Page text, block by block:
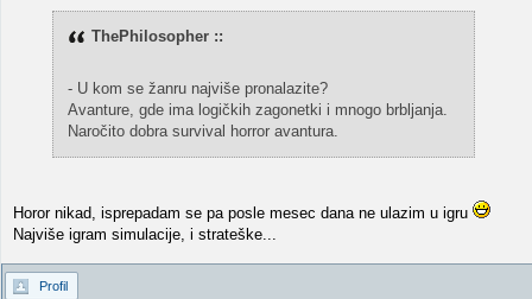
ThePhilosopher ::
- U kom se žanru najviše pronalazite?
Avanture, gde ima logičkih zagonetki i mnogo brbljanja.
Naročito dobra survival horror avantura.
Horor nikad, isprepadam se pa posle mesec dana ne ulazim u igru
Najviše igram simulacije, i strateške...
Profil